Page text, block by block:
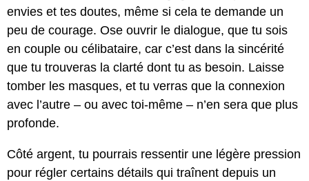
envies et tes doutes, même si cela te demande un
peu de courage. Ose ouvrir le dialogue, que tu sois
en couple ou célibataire, car c’est dans la sincérité
que tu trouveras la clarté dont tu as besoin. Laisse
tomber les masques, et tu verras que la connexion
avec l’autre – ou avec toi-même – n’en sera que plus
profonde.
Côté argent, tu pourrais ressentir une légère pression
pour régler certains détails qui traînent depuis un